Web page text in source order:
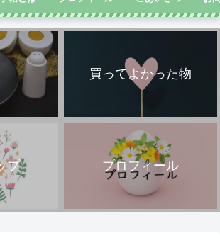
買ってよかった物
プ プロフィール